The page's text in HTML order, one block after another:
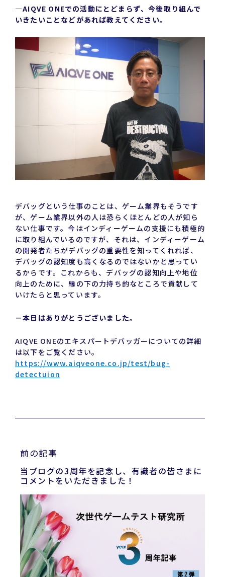
―AIQVE ONEでの活動にとどまらず、今後取り組んで
いきたいことなどがあれば教えてください。
デバッグという仕事のことは、ゲーム業界もそうです
が、ゲーム業界以外の人は恐らくほとんどの人が知ら
ない仕事です。今はインディーゲームの支援にも積極的
に取り組んでいるのですが、それは、インディーゲーム
の開発者たちがデバッグの重要性を知ってくれれば、
デバッグの認知度も高くなるのではないかと思ってい
るからです。これからも、デバッグの認知向上や地位
向上のために、縁の下の力持ち的なところで貢献して
いけたらと思っています。
－本日はありがとうございました。
AIQVE ONEのエキスパートデバッガーについての詳細
は以下をご覧ください。
https://www.aiqveone.co.jp/test/bug-
detectuion
前の記事
当ブログの3周年を記念し、有識者の皆さまに
コメントをいただきました！